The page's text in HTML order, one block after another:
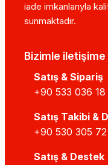
iade imkanlarıyla
sunmaktadır.
Bizimle
Satış & Sipariş
+90 533 036
Satış Takibi &
+90 530 305 72
Satış & Destek